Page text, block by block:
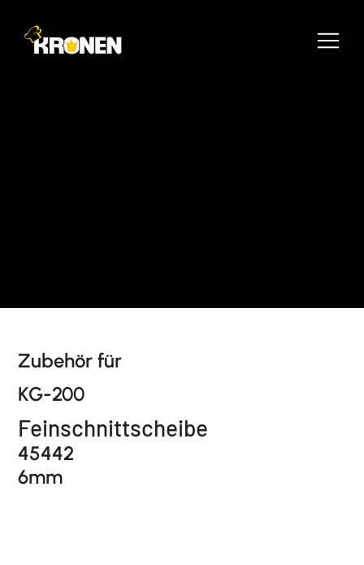
Zubehör für
KG-200
Feinschnittscheibe
45442
6mm